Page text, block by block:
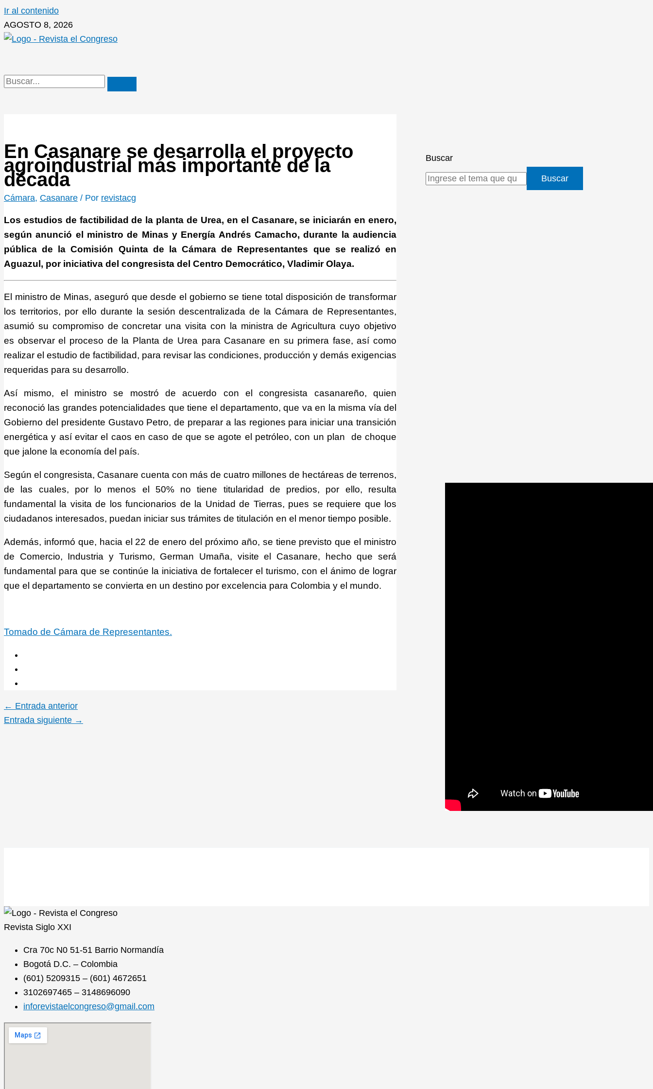
Ir al contenido
AGOSTO 8, 2026
En Casanare se desarrolla el proyecto
agroindustrial más importante de la
década
Cámara, Casanare / Por revistacg
Los estudios de factibilidad de la planta de Urea, en el Casanare, se iniciarán en enero,
según anunció el ministro de Minas y Energía Andrés Camacho, durante la audiencia
pública de la Comisión Quinta de la Cámara de Representantes que se realizó en
Aguazul, por iniciativa del congresista del Centro Democrático, Vladimir Olaya.
El ministro de Minas, aseguró que desde el gobierno se tiene total disposición de transformar
los territorios, por ello durante la sesión descentralizada de la Cámara de Representantes,
asumió su compromiso de concretar una visita con la ministra de Agricultura cuyo objetivo
es observar el proceso de la Planta de Urea para Casanare en su primera fase, así como
realizar el estudio de factibilidad, para revisar las condiciones, producción y demás exigencias
requeridas para su desarrollo.
Así mismo, el ministro se mostró de acuerdo con el congresista casanareño, quien
reconoció las grandes potencialidades que tiene el departamento, que va en la misma vía del
Gobierno del presidente Gustavo Petro, de preparar a las regiones para iniciar una transición
energética y así evitar el caos en caso de que se agote el petróleo, con un plan de choque
que jalone la economía del país.
Según el congresista, Casanare cuenta con más de cuatro millones de hectáreas de terrenos,
de las cuales, por lo menos el 50% no tiene titularidad de predios, por ello, resulta
fundamental la visita de los funcionarios de la Unidad de Tierras, pues se requiere que los
ciudadanos interesados, puedan iniciar sus trámites de titulación en el menor tiempo posible.
Además, informó que, hacia el 22 de enero del próximo año, se tiene previsto que el ministro
de Comercio, Industria y Turismo, German Umaña, visite el Casanare, hecho que será
fundamental para que se continúe la iniciativa de fortalecer el turismo, con el ánimo de lograr
que el departamento se convierta en un destino por excelencia para Colombia y el mundo.
Tomado de Cámara de Representantes.
← Entrada anterior
Entrada siguiente →
Buscar
Buscar
Revista Siglo XXI
Cra 70c N0 51-51 Barrio Normandía
Bogotá D.C. – Colombia
(601) 5209315 – (601) 4672651
3102697465 – 3148696090
inforevistaelcongreso@gmail.com